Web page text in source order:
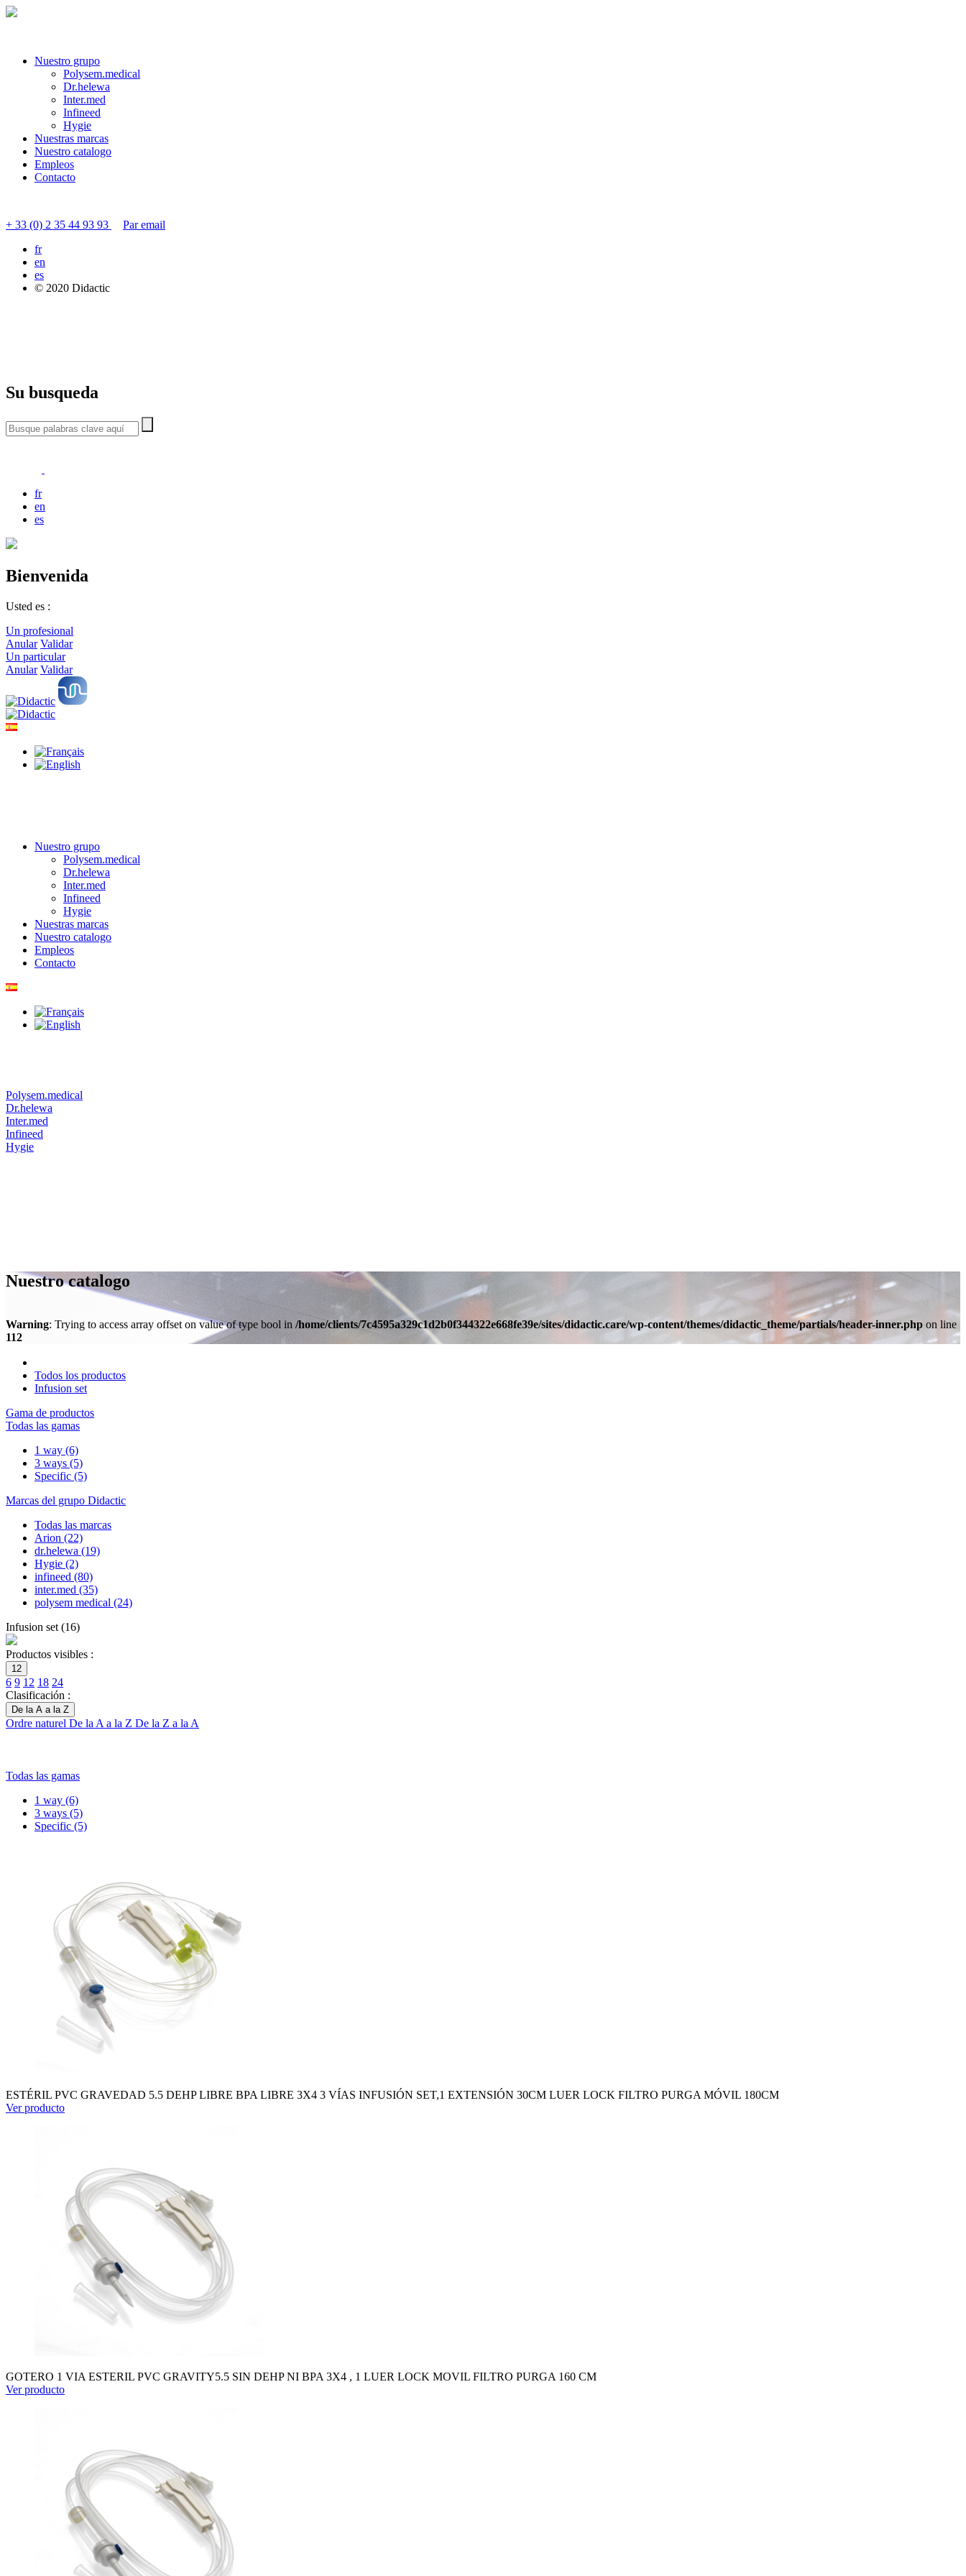
Nuestro grupo
Polysem.medical
Dr.helewa
Inter.med
Infineed
Hygie
Nuestras marcas
Nuestro catalogo
Empleos
Contacto
+ 33 (0) 2 35 44 93 93
Par email
fr
en
es
© 2020 Didactic
Su busqueda
fr
en
es
Bienvenida
Usted es :
Un profesional
Anular Validar
Un particular
Anular Validar
Nuestro grupo
Polysem.medical
Dr.helewa
Inter.med
Infineed
Hygie
Nuestras marcas
Nuestro catalogo
Empleos
Contacto
Polysem.medical
Dr.helewa
Inter.med
Infineed
Hygie
Nuestro catalogo
Warning: Trying to access array offset on value of type bool in /home/clients/7c4595a329c1d2b0f344322e668fe39e/sites/didactic.care/wp-content/themes/didactic_theme/partials/header-inner.php on line
112
Todos los productos
Infusion set
Gama de productos
Todas las gamas
1 way (6)
3 ways (5)
Specific (5)
Marcas del grupo Didactic
Todas las marcas
Arion (22)
dr.helewa (19)
Hygie (2)
infineed (80)
inter.med (35)
polysem medical (24)
Infusion set (16)
Productos visibles :
12
6 9 12 18 24
Clasificación :
De la A a la Z
Ordre naturel De la A a la Z De la Z a la A
Todas las gamas
1 way (6)
3 ways (5)
Specific (5)
ESTÉRIL PVC GRAVEDAD 5.5 DEHP LIBRE BPA LIBRE 3X4 3 VÍAS INFUSIÓN SET,1 EXTENSIÓN 30CM LUER LOCK FILTRO PURGA MÓVIL 180CM
Ver producto
GOTERO 1 VIA ESTERIL PVC GRAVITY5.5 SIN DEHP NI BPA 3X4 , 1 LUER LOCK MOVIL FILTRO PURGA 160 CM
Ver producto